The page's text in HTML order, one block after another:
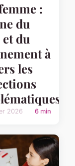
:
du
du
à
les
2026 6 min